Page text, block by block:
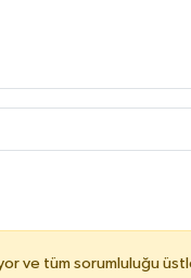
ve tüm sorumluluğu